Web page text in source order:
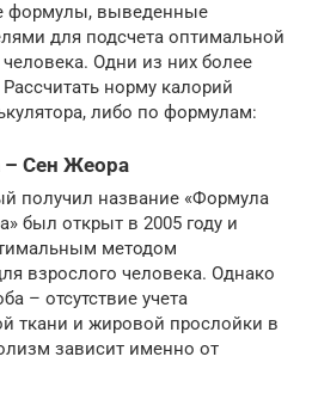
формулы, выведенные
для подсчета оптимальной
Одни из них более
норму калорий
либо по формулам:
Сен Жеора
получил название «Формула
был открыт в 2005 году и
методом
взрослого человека. Однако
– отсутствие учета
ткани и жировой прослойки в
зависит именно от